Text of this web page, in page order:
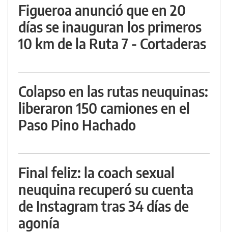
Figueroa anunció que en 20
días se inauguran los primeros
10 km de la Ruta 7 - Cortaderas
Colapso en las rutas neuquinas:
liberaron 150 camiones en el
Paso Pino Hachado
Final feliz: la coach sexual
neuquina recuperó su cuenta
de Instagram tras 34 días de
agonía